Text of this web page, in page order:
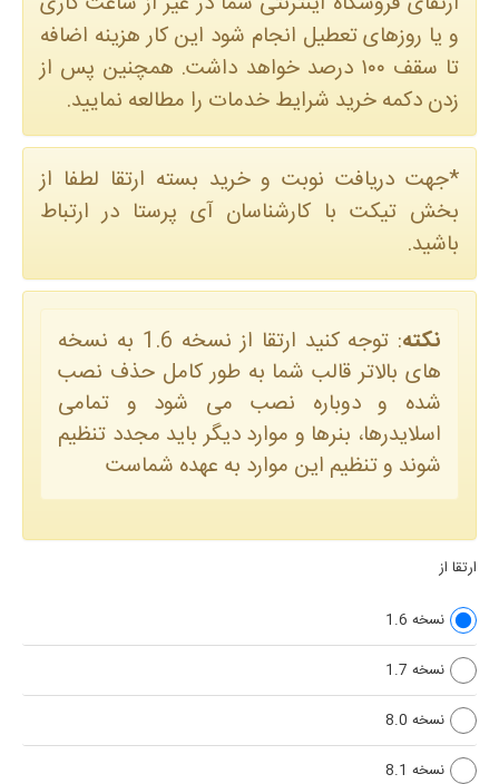
و یا روزهای تعطیل انجام شود این کار هزینه اضافه
تا سقف ۱۰۰ درصد خواهد داشت. همچنین پس از
زدن دکمه خرید شرایط خدمات را مطالعه نمایید.
*جهت دریافت نوبت و خرید بسته ارتقا لطفا از
بخش تیکت با کارشناسان آی پرستا در ارتباط
باشید.
نکته
: توجه کنید ارتقا از نسخه 1.6 به نسخه
های بالاتر قالب شما به طور کامل حذف نصب
شده و دوباره نصب می شود و تمامی
اسلایدرها، بنرها و موارد دیگر باید مجدد تنظیم
شوند و تنظیم این موارد به عهده شماست
ارتقا از
نسخه 1.6
نسخه 1.7
نسخه 8.0
نسخه 8.1